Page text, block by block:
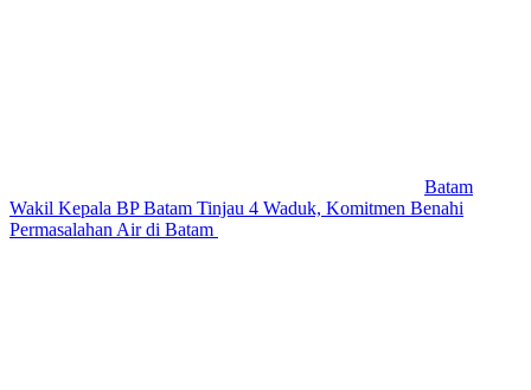
Batam
Wakil Kepala BP Batam Tinjau 4 Waduk, Komitmen Benahi
Permasalahan Air di Batam